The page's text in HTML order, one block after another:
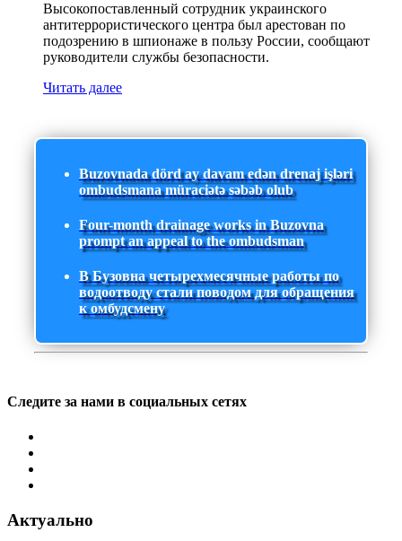
Высокопоставленный сотрудник украинского
антитеррористического центра был арестован по
подозрению в шпионаже в пользу России, сообщают
руководители службы безопасности.
Читать далее
Buzovnada dörd ay davam edən drenaj işləri
ombudsmana müraciətə səbəb olub
Four-month drainage works in Buzovna
prompt an appeal to the ombudsman
В Бузовна четырехмесячные работы по
водоотводу стали поводом для обращения
к омбудсмену
Следите за нами в социальных сетях
Актуально